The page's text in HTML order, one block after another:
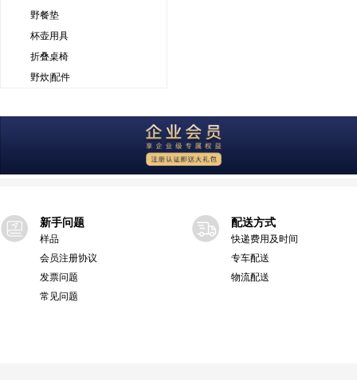
野餐垫
杯壶用具
折叠桌椅
野炊|配件
新手问题
样品
会员注册协议
发票问题
常见问题
配送方式
快递费用及时间
专车配送
物流配送